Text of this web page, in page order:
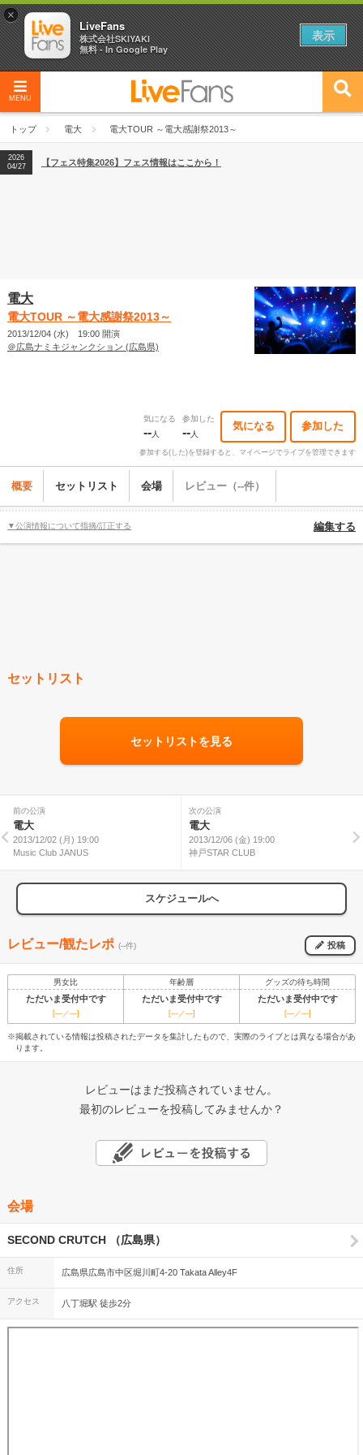
MENU
トップ 電大 電大TOUR ～電大感謝祭2013～
04/27
【フェス特集2026】フェス情報はここから！
2026
07/28
2026
【フェス特集2026】フェス情報はここから！
2026
07/28
【ライブ動員ランキング】2026年上半期編発表！
電大
電大TOUR ～電大感謝祭2013～
2013/12/04 (水) 19:00 開演
＠広島ナミキジャンクション (広島県)
気になる
--人
参加した
--人
気になる 参加した
参加する(した)を登録すると、マイページでライブを管理できます
概要 セットリスト 会場 レビュー（--件）
▼公演情報について指摘/訂正する 編集する
セットリスト
セットリストを見る
前の公演
電大
2013/12/02 (月) 19:00
Music Club JANUS
次の公演
電大
2013/12/06 (金) 19:00
神戸STAR CLUB
スケジュールへ
レビュー/観たレポ (--件) 投稿
男女比 年齢層 グッズの待ち時間
ただいま受付中です ただいま受付中です ただいま受付中です
[---／---] [---／---] [---／---]
※掲載されている情報は投稿されたデータを集計したもので、実際のライブとは異なる場合があ
ります。
レビューはまだ投稿されていません。
最初のレビューを投稿してみませんか？
会場
SECOND CRUTCH （広島県）
住所 広島県広島市中区堀川町4-20 Takata Alley4F
アクセス 八丁堀駅 徒歩2分
×
LiveFans
株式会社SKIYAKI
無料 - In Google Play
表示